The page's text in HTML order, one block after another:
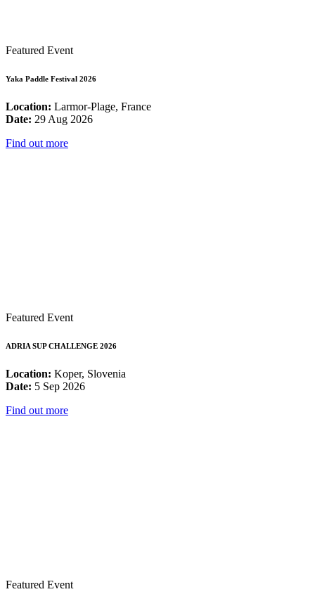
Featured Event
Yaka Paddle Festival 2026
Location: Larmor-Plage, France
Date: 29 Aug 2026
Find out more
Featured Event
ADRIA SUP CHALLENGE 2026
Location: Koper, Slovenia
Date: 5 Sep 2026
Find out more
Featured Event